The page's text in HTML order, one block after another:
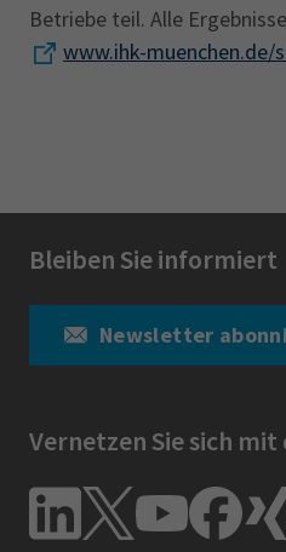
Betriebe teil. Alle
www.ihk-
Bleiben Sie informiert
Newsletter
Vernetzen Sie sich mit